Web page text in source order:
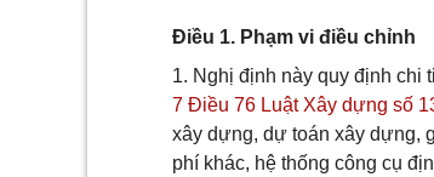
Điều 1. Phạm vi điều chỉnh
1. Nghị định này quy định chi
7 Điều 76 Luật Xây dựng số
xây dựng, dự toán xây dựng,
phí khác, hệ thống công cụ